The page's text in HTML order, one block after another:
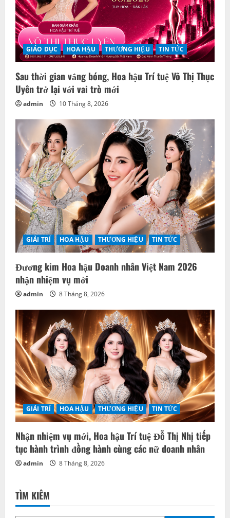
GIẢI TRÍ HOA HẬU THƯƠNG HIỆU
Đương kim Hoa hậu Doanh nhân Việt Nam 2026
nhận nhiệm vụ mới
admin 8 Tháng 8, 2026
GIẢI TRÍ HOA HẬU
tục hành trình đồng hành cùng các nữ doanh nhân
admin 8 Tháng 8, 2026
TÌM KIẾM
TÌM KIẾM
THỜI TRANG